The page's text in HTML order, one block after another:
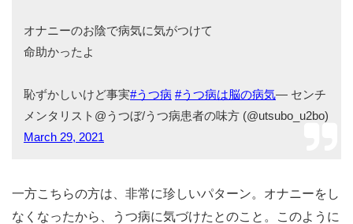
オナニーのお陰で病気に気がつけて
命助かったよ
恥ずかしいけど事実#うつ病 #うつ病は脳の病気— センチ
メンタリスト@うつぼ/うつ病患者の味方 (@utsubo_u2bo)
March 29, 2021
一方こちらの方は、非常に珍しいパターン。オナニーをし
なくなったから、うつ病に気づけたとのこと。このように